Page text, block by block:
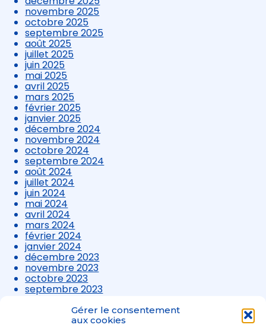
Gérer le consentement
aux cookies
novembre 2025
octobre 2025
septembre 2025
août 2025
juillet 2025
juin 2025
mai 2025
avril 2025
mars 2025
février 2025
janvier 2025
décembre 2024
novembre 2024
octobre 2024
septembre 2024
août 2024
juillet 2024
juin 2024
mai 2024
avril 2024
mars 2024
février 2024
janvier 2024
décembre 2023
novembre 2023
octobre 2023
septembre 2023
août 2023
juillet 2023